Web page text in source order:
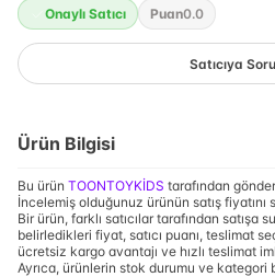
Onaylı Satıcı Puan0.0
Satıcıya
Ürün Bilgisi
Bu ürün TOONTOYKİDS tarafından
İncelemiş olduğunuz ürünün satış fiyatını
Bir ürün, farklı satıcılar tarafından satışa
belirledikleri fiyat, satıcı puanı, teslimat
ücretsiz kargo avantajı ve hızlı teslimat
Ayrıca, ürünlerin stok durumu ve kategori